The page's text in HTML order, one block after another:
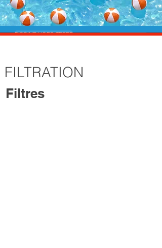
PISCINE HORS-TERRE PISCINE CREUSÉE
FILTRATION
Filtres